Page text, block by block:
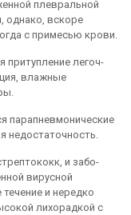
плевральной
однако, вскоре
с примесью крови.
притупление легоч­
влажные
парапневмонические
недостаточность.
и забо­
вирусной
и нередко
лихорадкой с